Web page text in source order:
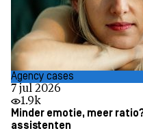
Agency cases
7 jul 2026
1.9k
Minder emotie, meer
assistenten